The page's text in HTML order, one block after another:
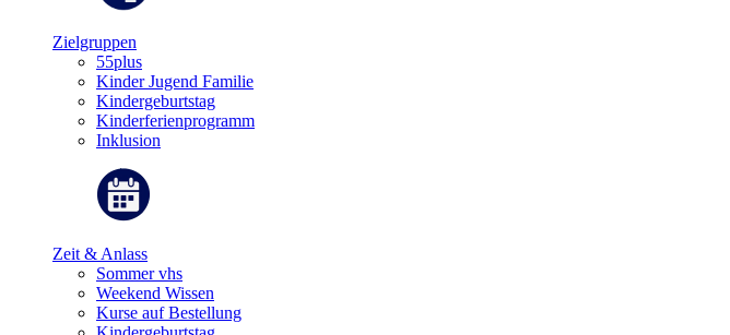
Zielgruppen
55plus
Kinder Jugend Familie
Kindergeburtstag
Kinderferienprogramm
Inklusion
Zeit & Anlass
Sommer vhs
Weekend Wissen
Kurse auf Bestellung